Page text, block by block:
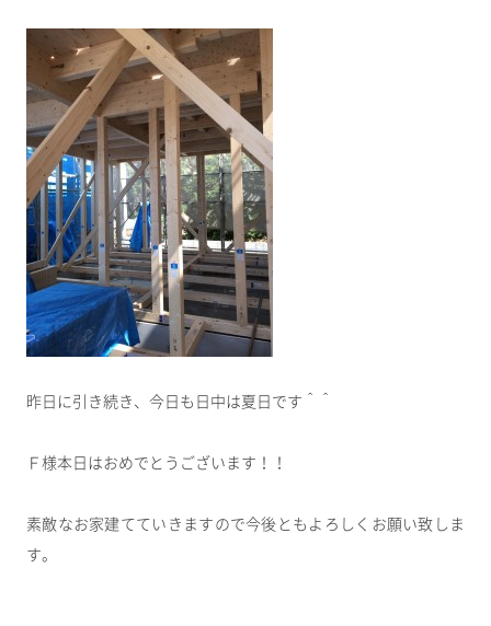
昨日に引き続き、今日も日中は夏日です＾＾
Ｆ様本日はおめでとうございます！！
素敵なお家建てていきますので今後ともよろしくお願い致しま
す。